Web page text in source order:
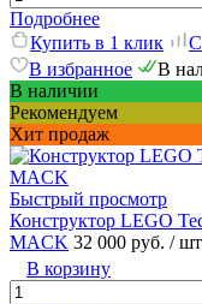
Подробнее
Купить в 1 клик
В избранное
В
В наличии
Рекомендуем
Хит продаж
Быстрый просмотр
Конструктор LEGO
MACK 32 000 руб. / шт
В корзину